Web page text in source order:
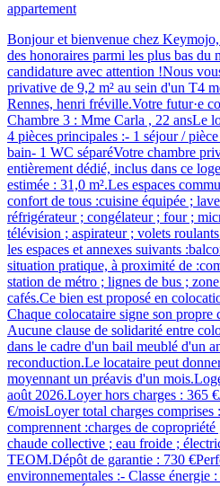
appartement
Bonjour et bienvenue chez
des honoraires parmi les plus bas du
candidature avec attention !Nous
privative de 9,2 m² au sein d'un T4
Rennes, henri fréville.Votre futur·e
Chambre 3 : Mme Carla , 22 ansLe
4 pièces principales :- 1 séjour /
bain- 1 WC séparéVotre chambre
entièrement dédié, inclus dans ce
estimée : 31,0 m².Les espaces
confort de tous :cuisine équipée ;
réfrigérateur ; congélateur ; four ;
télévision ; aspirateur ; volets
les espaces et annexes suivants
situation pratique, à proximité de
station de métro ; lignes de bus ;
cafés.Ce bien est proposé en
Chaque colocataire signe son
Aucune clause de solidarité entre
dans le cadre d'un bail meublé d'un
reconduction.Le locataire peut
moyennant un préavis d'un
août 2026.Loyer hors charges : 365
€/moisLoyer total charges
comprennent :charges de
chaude collective ; eau froide ;
TEOM.Dépôt de garantie : 730
environnementales :- Classe énergie